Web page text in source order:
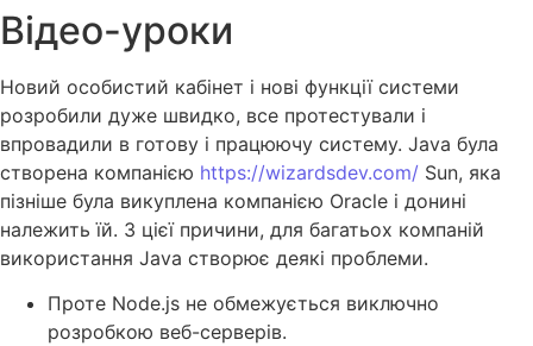
Відео-уроки
Новий особистий кабінет і нові функції системи
розробили дуже швидко, все протестували і
впровадили в готову і працюючу систему. Java була
створена компанією https://wizardsdev.com/ Sun, яка
пізніше була викуплена компанією Oracle і донині
належить їй. З цієї причини, для багатьох компаній
використання Java створює деякі проблеми.
Проте Node.js не обмежується виключно
розробкою веб-серверів.